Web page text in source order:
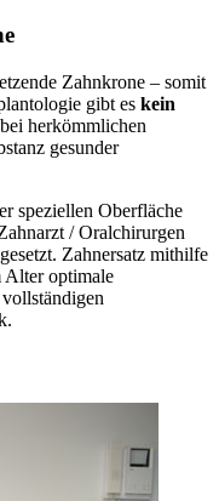
Zahnkrone – somit
gibt es kein
herkömmlichen
gesunder
speziellen Oberfläche
/ Oralchirurgen
Zahnersatz mithilfe
Alter optimale